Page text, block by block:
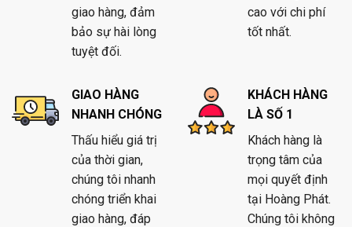
giao hàng, đảm
bảo sự hài lòng
tuyệt đối.
cao với chi phí
tốt nhất.
GIAO HÀNG
NHANH CHÓNG
Thấu hiểu giá trị
của thời gian,
chúng tôi nhanh
chóng triển khai
giao hàng, đáp
KHÁCH HÀNG
LÀ SỐ 1
Khách hàng là
trọng tâm của
mọi quyết định
tại Hoàng Phát.
Chúng tôi không